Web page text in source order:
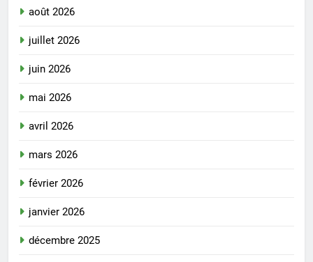
août 2026
juillet 2026
juin 2026
mai 2026
avril 2026
mars 2026
février 2026
janvier 2026
décembre 2025